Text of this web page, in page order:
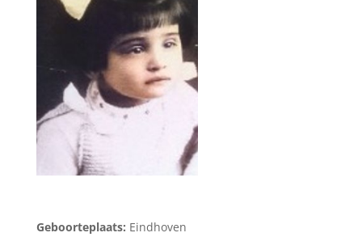
Geboorteplaats: Eindhoven